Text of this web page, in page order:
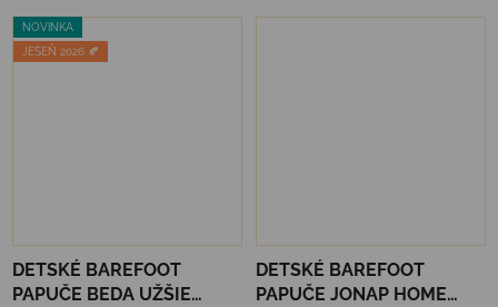
NOVINKA
JESEŇ 2026 🍂
DETSKÉ BAREFOOT
PAPUČE BEDA UŽŠIE
DETSKÉ BAREFOOT
PAPUČE JONAP HOME